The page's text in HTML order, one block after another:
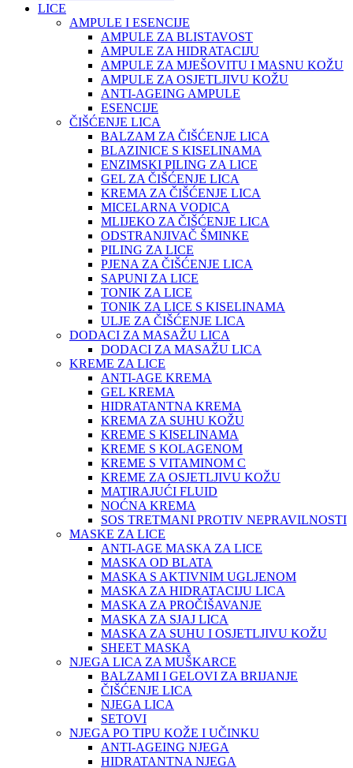
LICE
AMPULE I ESENCIJE
AMPULE ZA BLISTAVOST
AMPULE ZA HIDRATACIJU
AMPULE ZA MJEŠOVITU I MASNU KOŽU
AMPULE ZA OSJETLJIVU KOŽU
ANTI-AGEING AMPULE
ESENCIJE
ČIŠĆENJE LICA
BALZAM ZA ČIŠĆENJE LICA
BLAZINICE S KISELINAMA
ENZIMSKI PILING ZA LICE
GEL ZA ČIŠĆENJE LICA
KREMA ZA ČIŠĆENJE LICA
MICELARNA VODICA
MLIJEKO ZA ČIŠĆENJE LICA
ODSTRANJIVAČ ŠMINKE
PILING ZA LICE
PJENA ZA ČIŠĆENJE LICA
SAPUNI ZA LICE
TONIK ZA LICE
TONIK ZA LICE S KISELINAMA
ULJE ZA ČIŠĆENJE LICA
DODACI ZA MASAŽU LICA
DODACI ZA MASAŽU LICA
KREME ZA LICE
ANTI-AGE KREMA
GEL KREMA
HIDRATANTNA KREMA
KREMA ZA SUHU KOŽU
KREME S KISELINAMA
KREME S KOLAGENOM
KREME S VITAMINOM C
KREME ZA OSJETLJIVU KOŽU
MATIRAJUĆI FLUID
NOĆNA KREMA
SOS TRETMANI PROTIV NEPRAVILNOSTI
MASKE ZA LICE
ANTI-AGE MASKA ZA LICE
MASKA OD BLATA
MASKA S AKTIVNIM UGLJENOM
MASKA ZA HIDRATACIJU LICA
MASKA ZA PROČIŠAVANJE
MASKA ZA SJAJ LICA
MASKA ZA SUHU I OSJETLJIVU KOŽU
SHEET MASKA
NJEGA LICA ZA MUŠKARCE
BALZAMI I GELOVI ZA BRIJANJE
ČIŠĆENJE LICA
NJEGA LICA
SETOVI
NJEGA PO TIPU KOŽE I UČINKU
ANTI-AGEING NJEGA
HIDRATANTNA NJEGA